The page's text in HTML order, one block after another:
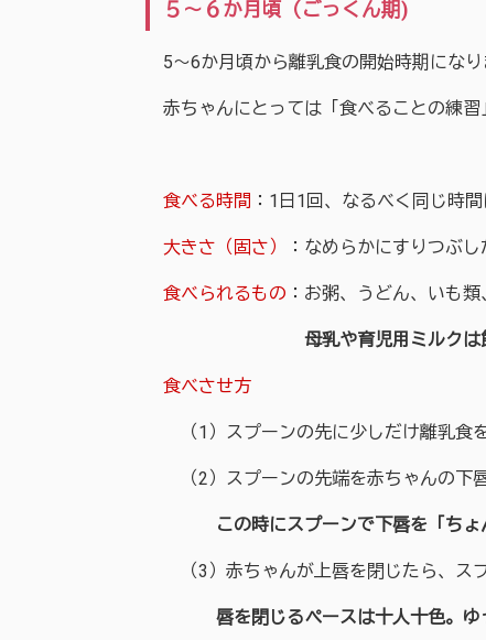
５〜６か月頃（ごっくん期)
5〜6か月頃から離乳食の開始時期になり
赤ちゃんにとっては「食べることの練習
食べる時間 ：1日1回、なるべく同じ時
大きさ（固さ） ：なめらかにすりつぶ
食べられるもの ：お粥、うどん、いも
母乳や育児用ミルクは飲みた
食べさせ方
（1）スプーンの先に少しだけ離乳食
（2）スプーンの先端を赤ちゃんの下
この時にスプーンで下唇を「ちょん
（3）赤ちゃんが上唇を閉じたら、ス
唇を閉じるペースは十人十色。ゆっ